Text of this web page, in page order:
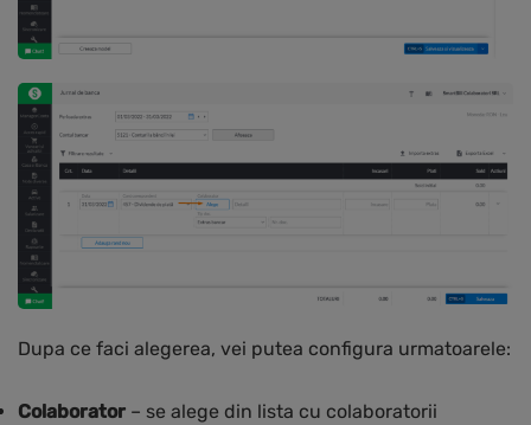
Dupa ce faci alegerea, vei putea configura urmatoarele:
Colaborator – se alege din lista cu colaboratorii